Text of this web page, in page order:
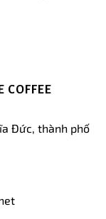
COFFEE
Đức, thành phố